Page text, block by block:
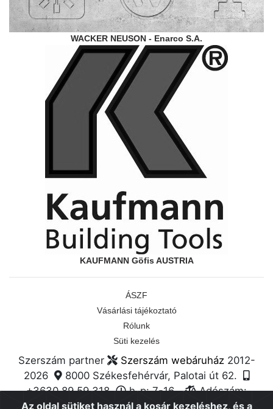
WACKER NEUSON - Enarco S.A.
KAUFMANN Göfis AUSTRIA
ÁSZF
Vásárlási tájékoztató
Rólunk
Süti kezelés
Szerszám partner Szerszám webáruház 2012-
2026
8000 Székesfehérvár, Palotai út 62.
+3630 89 59 318
h-p: 7-16
Adószám:
68674580-2-27
Gépkölcsönzés
Az oldal sütiket használ a kosár kezeléshez, és a